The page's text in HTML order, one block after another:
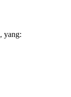
, yang: